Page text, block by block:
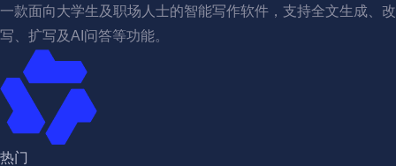
一款面向大学生及职场人士的智能写作软件，支持全文生成、改
写、扩写及AI问答等功能。
热门